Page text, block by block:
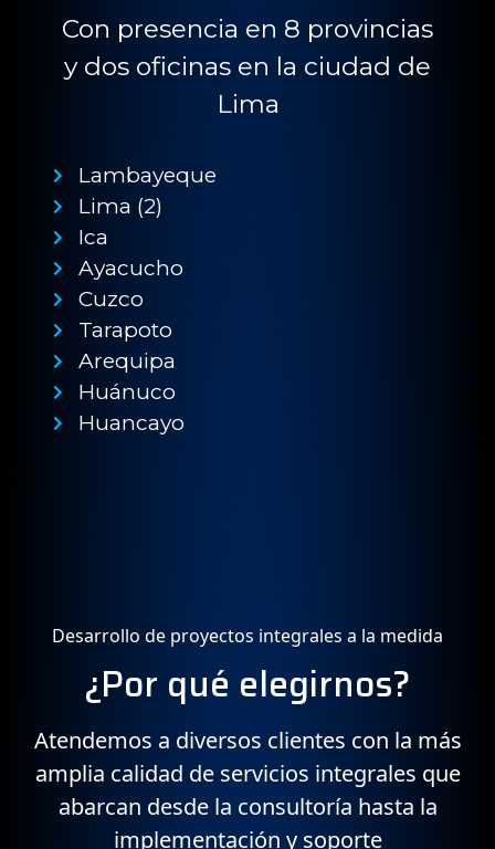
Con presencia en 8 provincias
y dos oficinas en la ciudad de
Lima
Lambayeque
Lima (2)
Ica
Ayacucho
Cuzco
Tarapoto
Arequipa
Huánuco
Huancayo
Desarrollo de proyectos integrales a la medida
¿Por qué elegirnos?
Atendemos a diversos clientes con la más
amplia calidad de servicios integrales que
abarcan desde la consultoría hasta la
implementación y soporte